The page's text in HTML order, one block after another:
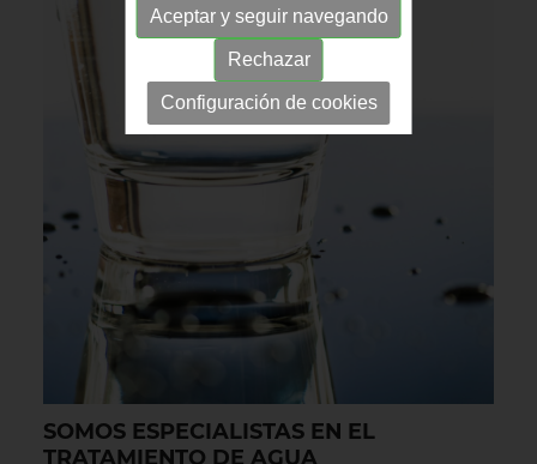
SOMOS ESPECIALISTAS EN EL
TRATAMIENTO DE AGUA
Aceptar y seguir navegando
Rechazar
Configuración de cookies